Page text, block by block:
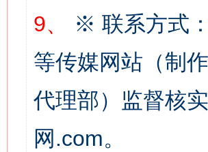
9、
※ 联系方式
等传媒网站（制
代理部）监督核
网.com。
网上购药对药下症？